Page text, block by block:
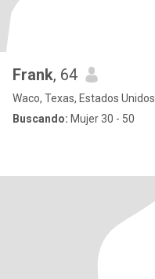
Frank, 64
Waco, Texas, Estados Unidos
Buscando: Mujer 30 - 50